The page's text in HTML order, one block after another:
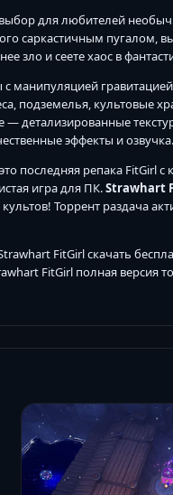
для любителей
саркастичным пугалом,
зло и сеете хаос в
манипуляцией
подземелья, культовые
детализированные
эффекты и озвучка.
последняя репака FitGirl с
игра для ПК.Strawhart
Торрент раздача
FitGirl скачать
FitGirl полная версия